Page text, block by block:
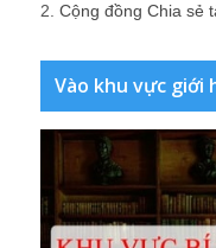
2. Cộng đồng Chia sẻ
Vào khu vực giới